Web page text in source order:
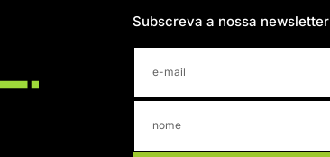
Subscreva a nossa newsletter